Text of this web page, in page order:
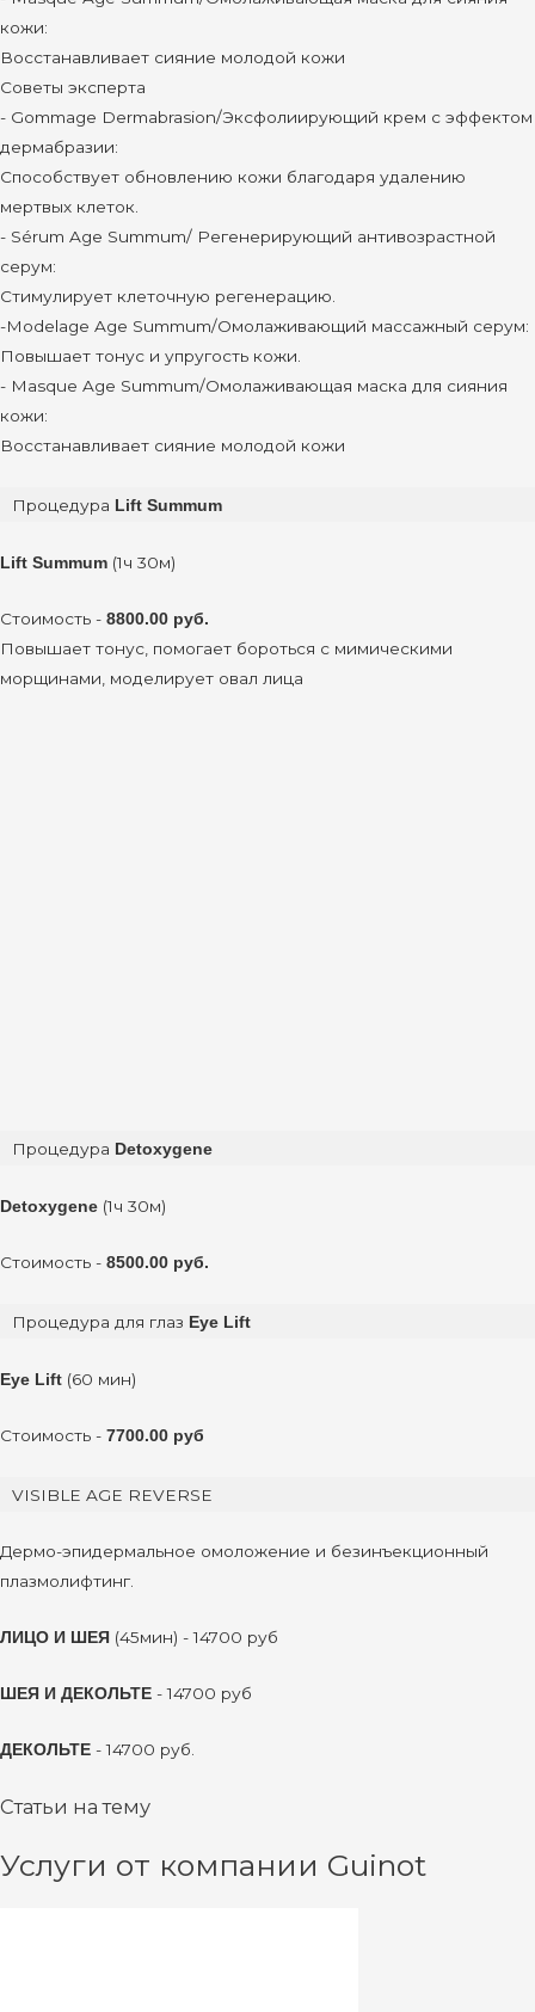
кожи:
Восстанавливает сияние молодой кожи
Советы эксперта
- Gommage Dermabrasion/Эксфолиирующий крем с эффектом
дермабразии:
Способствует обновлению кожи благодаря удалению
мертвых клеток.
- Sérum Age Summum/ Регенерирующий антивозрастной
серум:
Стимулирует клеточную регенерацию.
-Modelage Age Summum/Омолаживающий массажный серум:
Повышает тонус и упругость кожи.
- Masque Age Summum/Омолаживающая маска для сияния
кожи:
Восстанавливает сияние молодой кожи
Процедура Lift Summum
Lift Summum (1ч 30м)
Стоимость - 8800.00 руб.
Повышает тонус, помогает бороться с мимическими
морщинами, моделирует овал лица
Процедура Detoxygene
Detoxygene (1ч 30м)
Стоимость - 8500.00 руб.
Процедура для глаз Eye Lift
Eye Lift (60 мин)
Стоимость - 7700.00 руб
VISIBLE AGE REVERSE
Дермо-эпидермальное омоложение и безинъекционный
плазмолифтинг.
ЛИЦО И ШЕЯ (45мин) - 14700 руб
ШЕЯ И ДЕКОЛЬТЕ - 14700 руб
ДЕКОЛЬТЕ - 14700 руб.
Статьи на тему
Услуги от компании Guinot